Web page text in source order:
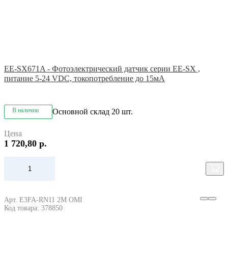
EE-SX671A - Фотоэлектрический датчик серии EE-SX ,
питание 5-24 VDC, токопотребление до 15мА
В наличии Основной склад 20 шт.
Цена
1 720,80 р.
Арт. E3FA-RN11 2M OMI
Код товара: 378850